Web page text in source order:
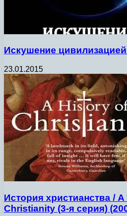
Искушение цивилизацией
23.01.2015
История христианства /
Christianity (3-я серия)